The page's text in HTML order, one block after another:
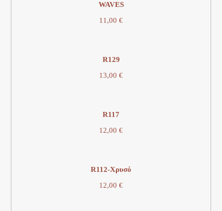
WAVES
11,00 €
R129
13,00 €
R117
12,00 €
R112-Χρυσό
12,00 €